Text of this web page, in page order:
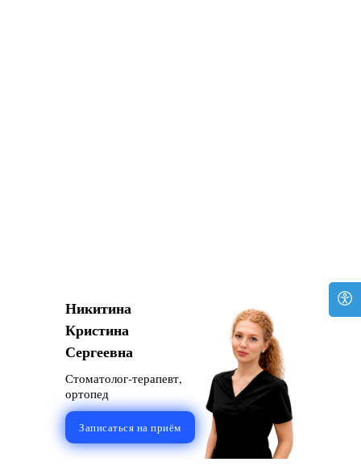
Никитина
Кристина
Сергеевна
Стоматолог-терапевт,
ортопед
Записаться на приём